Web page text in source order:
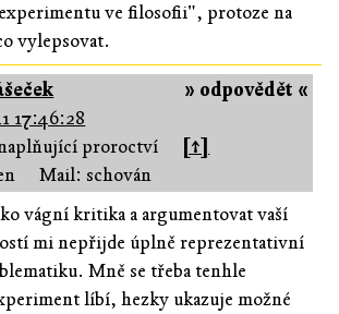
ve filosofii", protoze na
vylepsovat.
» odpovědět «
17:46:28
proroctví
[↑]
Mail: schován
vágní kritika a argumentovat vaší
mi nepřijde úplně reprezentativní
Mně se třeba tenhle
líbí, hezky ukazuje možné